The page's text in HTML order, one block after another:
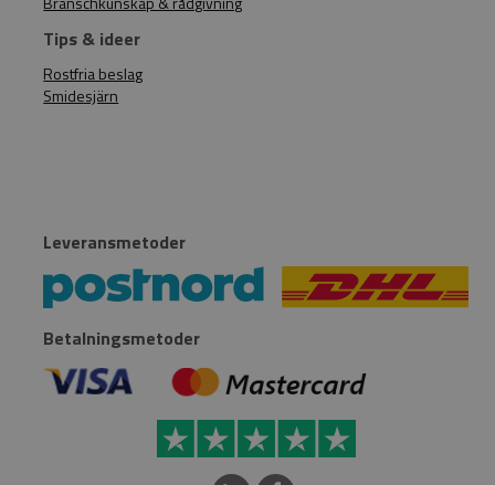
Tips & ideer
Rostfria beslag
Smidesjärn
Leveransmetoder
Betalningsmetoder